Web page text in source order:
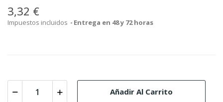
3,32 €
Impuestos incluidos Entrega en 48 y 72 horas
Añadir Al Carrito